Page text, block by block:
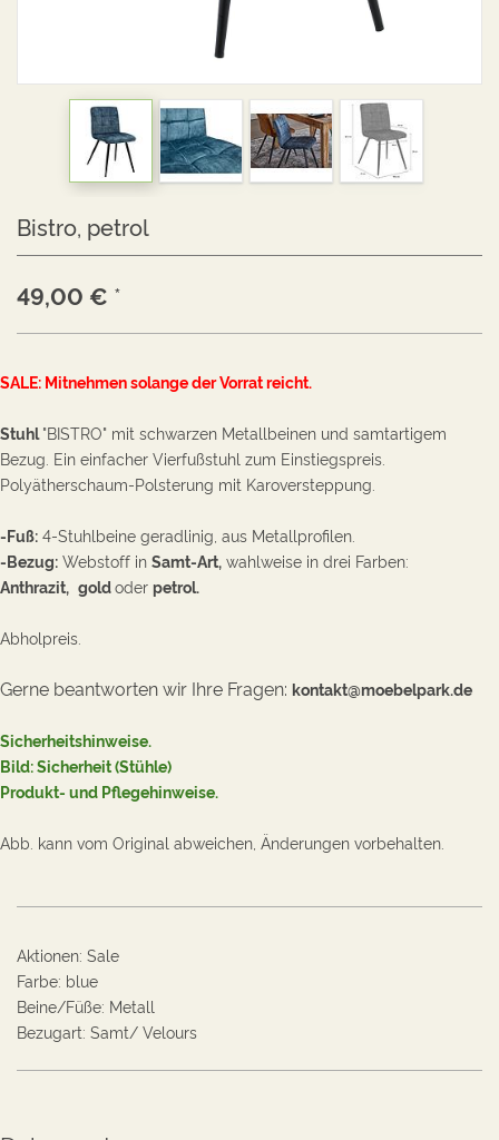
Bistro, petrol
49,00 € *
SALE: Mitnehmen solange der Vorrat reicht.
Stuhl"BISTRO" mit schwarzen Metallbeinen und samtartigem
Bezug. Ein einfacher Vierfußstuhl zum Einstiegspreis.
Polyätherschaum-Polsterung mit Karoversteppung.
-Fuß: 4-Stuhlbeine geradlinig, aus Metallprofilen.
-Bezug: Webstoff in Samt-Art, wahlweise in drei Farben:
Anthrazit, goldoder petrol.
Abholpreis.
Gerne beantworten wir Ihre Fragen: kontakt@moebelpark.de
Sicherheitshinweise.
Bild: Sicherheit (Stühle)
Produkt- und Pflegehinweise.
Abb. kann vom Original abweichen, Änderungen vorbehalten.
Aktionen: Sale
Farbe: blue
Beine/Füße: Metall
Bezugart: Samt/ Velours